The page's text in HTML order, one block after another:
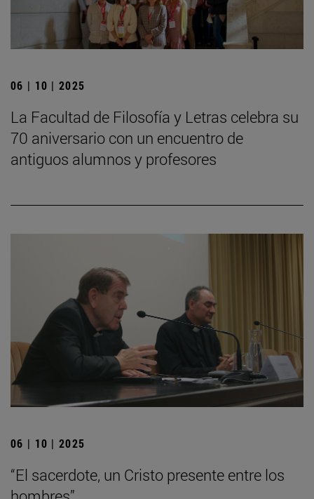
06 | 10 | 2025
La Facultad de Filosofía y Letras celebra su
70 aniversario con un encuentro de
antiguos alumnos y profesores
06 | 10 | 2025
“El sacerdote, un Cristo presente entre los